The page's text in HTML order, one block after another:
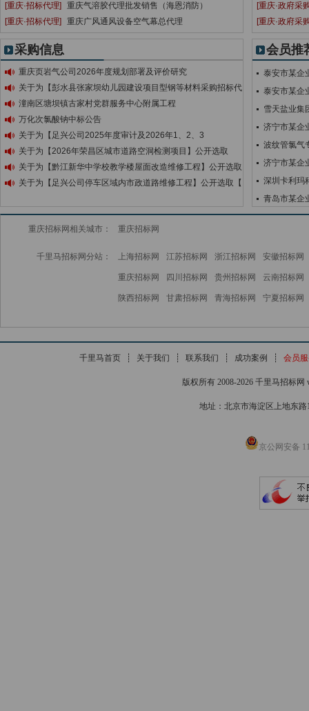
[重庆·招标代理]
重庆气溶胶代理批发销售（海恩消防）
[重庆·招标代理]
重庆广风通风设备空气幕总代理
[重庆·政府采
[重庆·政府采
采购信息
重庆页岩气公司2026年度规划部署及评价研究
关于为【彭水县张家坝幼儿园建设项目型钢等材料采购招标代
潼南区塘坝镇古家村党群服务中心附属工程
万化次氯酸钠中标公告
关于为【足兴公司2025年度审计及2026年1、2、3
关于为【2026年荣昌区城市道路空洞检测项目】公开选取
关于为【黔江新华中学校教学楼屋面改造维修工程】公开选取
关于为【足兴公司停车区域内市政道路维修工程】公开选取【
会员推
泰安市某企
泰安市某企
雪天盐业集
济宁市某企
波纹管氯气
济宁市某企
深圳卡利玛
青岛市某企
重庆招标网相关城市： 重庆招标网
千里马招标网分站： 上海招标网 江苏招标网 浙江招标网 安徽招标网
重庆招标网 四川招标网 贵州招标网 云南招标网
陕西招标网 甘肃招标网 青海招标网 宁夏招标网
千里马首页 ┊ 关于我们 ┊ 联系我们 ┊ 成功案例 ┊ 会员
版权所有 2008-2026 千里马招标网
地址：北京市海淀区上地东
京公网安备